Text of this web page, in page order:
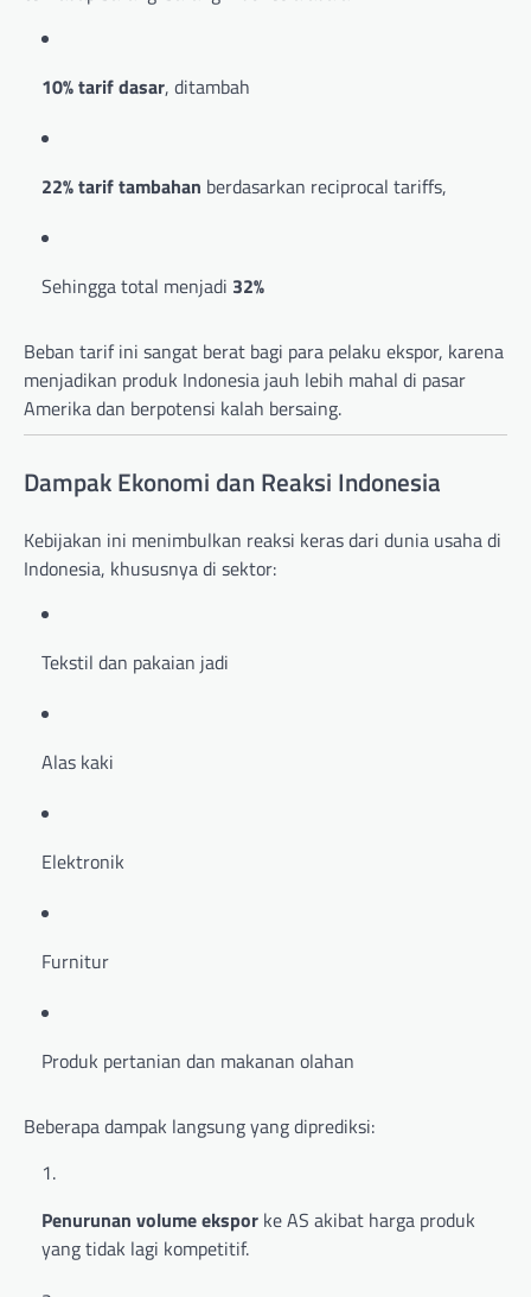
10% tarif dasar, ditambah
22% tarif tambahan berdasarkan reciprocal tariffs,
Sehingga total menjadi 32%
Beban tarif ini sangat berat bagi para pelaku ekspor, karena
menjadikan produk Indonesia jauh lebih mahal di pasar
Amerika dan berpotensi kalah bersaing.
Dampak Ekonomi dan Reaksi Indonesia
Kebijakan ini menimbulkan reaksi keras dari dunia usaha di
Indonesia, khususnya di sektor:
Tekstil dan pakaian jadi
Alas kaki
Elektronik
Furnitur
Produk pertanian dan makanan olahan
Beberapa dampak langsung yang diprediksi:
Penurunan volume ekspor ke AS akibat harga produk
yang tidak lagi kompetitif.